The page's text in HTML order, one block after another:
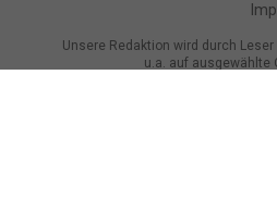
Unsere Redaktion wird durch
u.a. auf ausgewählte